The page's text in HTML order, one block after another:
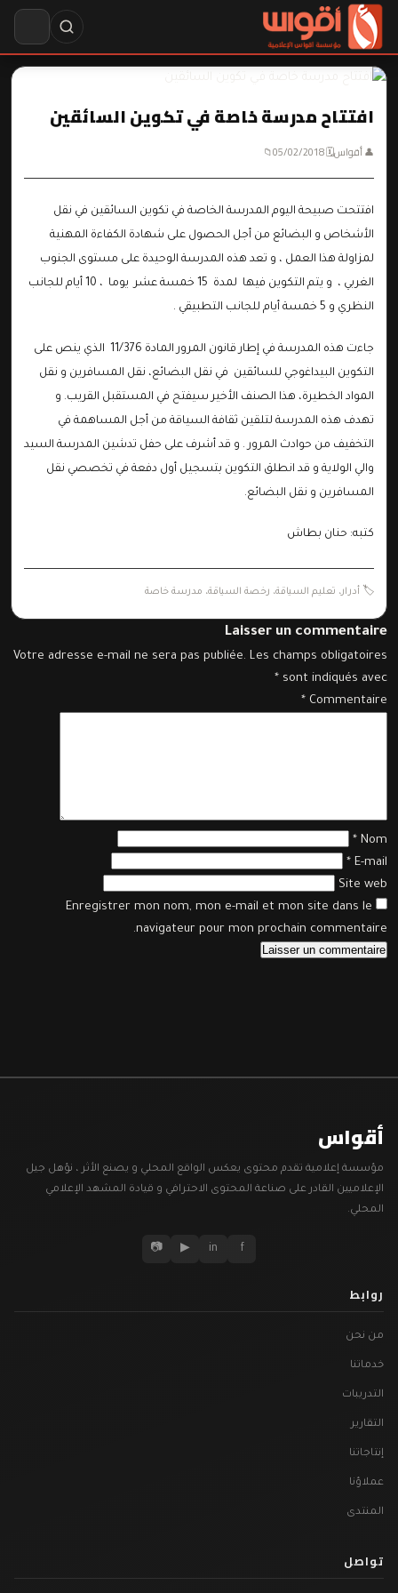
افتتاح مدرسة خاصة في تكوين السائقين
👤 أقواس🗓 05/02/2018
📁
افتتحت صبيحة اليوم المدرسة الخاصة في تكوين السائقين في نقل
الأشخاص و البضائع من أجل الحصول على شهادة الكفاءة المهنية
لمزاولة هذا العمل ، و تعد هذه المدرسة الوحيدة على مستوى الجنوب
الغربي ، و يتم التكوين فيها لمدة 15 خمسة عشر يوما ، 10 أيام للجانب
النظري و 5 خمسة أيام للجانب التطبيقي .
جاءت هذه المدرسة في إطار قانون المرور المادة 11/376 الذي ينص على
التكوين البيداغوجي للسائقين في نقل البضائع، نقل المسافرين و نقل
المواد الخطيرة، هذا الصنف الأخير سيفتح في المستقبل القريب. و
تهدف هذه المدرسة لتلقين ثقافة السياقة من أجل المساهمة في
التخفيف من حوادث المرور . و قد أشرف على حفل تدشين المدرسة السيد
والي الولاية و قد انطلق التكوين بتسجيل أول دفعة في تخصصي نقل
المسافرين و نقل البضائع.
كتبه: حنان بطاش
🏷️ أدرار، تعليم السياقة، رخصة السياقة، مدرسة خاصة
Laisser un commentaire
Votre adresse e-mail ne sera pas publiée. Les champs obligatoires
sont indiqués avec
*
Commentaire
*
Nom
*
E-mail
*
Site web
Enregistrer mon nom, mon e-mail et mon site dans le
navigateur pour mon prochain commentaire.
أقواس
مؤسسة إعلامية تقدم محتوى يعكس الواقع المحلي و يصنع الأثر ، نؤهل جيل
الإعلاميين القادر على صناعة المحتوى الاحترافي و قيادة المشهد الإعلامي
المحلي.
f
in
▶
📷
روابط
من نحن
خدماتنا
التدريبات
التقارير
إنتاجاتنا
عملاؤنا
المنتدى
تواصل